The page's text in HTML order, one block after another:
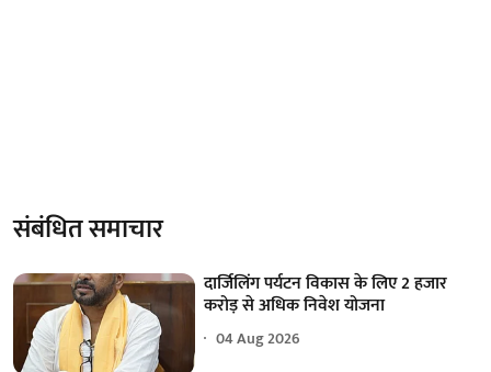
संबंधित समाचार
दार्जिलिंग पर्यटन विकास के लिए 2 हजार
करोड़ से अधिक निवेश योजना
04 Aug 2026